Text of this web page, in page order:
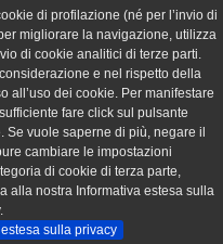
di profilazione (né per l’invio di
migliorare la navigazione, utilizza
di cookie analitici di terze parti.
e nel rispetto della
all’uso dei cookie. Per manifestare
fare click sul pulsante
vuole saperne di più, negare il
cambiare le impostazioni
di cookie di terza parte,
alla nostra Informativa estesa sulla
sulla privacy